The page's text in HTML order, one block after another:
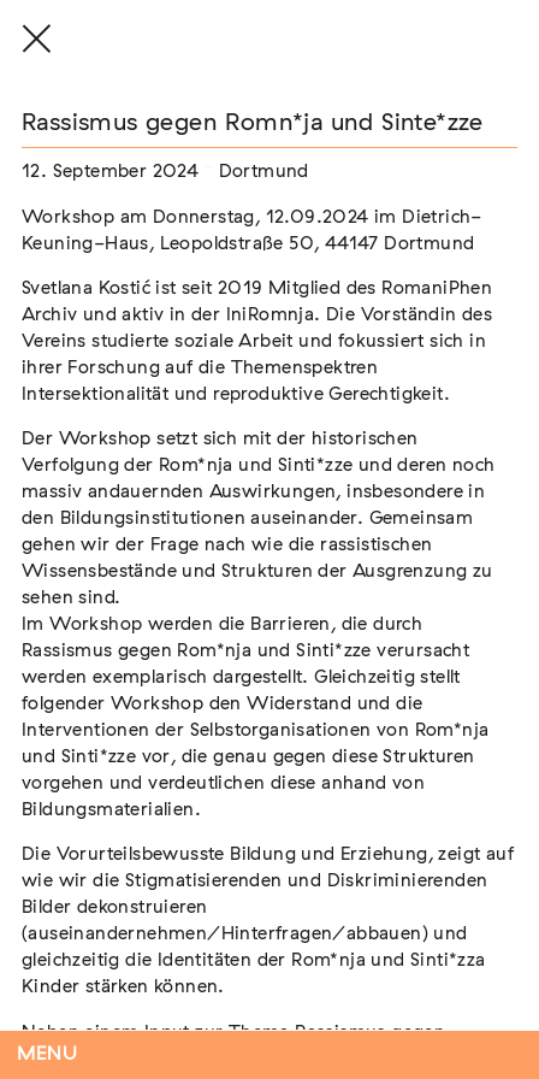
MENU
THE THREAD THAT HOLDS / DER FADEN,
DER HÄLT
22. Juli 2026 - 04. Oktober 2026 Augsburg
Der Weg der Sinti und Roma
Extern
02. August 2026 - 16. August 2026 Darmstadt
Flucht – Internierung – Deportation –
Vernichtung
Extern
07. August 2026 Darmstadt
Antiziganismus in Relation zu Rassismus
und Antisemitismus
Extern MARKUS END
04. September 2026 Aachen
Rassismus gegen Romn*ja und Sinte*zze
12. September 2024 Dortmund
Workshop am Donnerstag, 12.09.2024 im Dietrich-
Keuning-Haus, Leopoldstraße 50, 44147 Dortmund
Svetlana Kostić ist seit 2019 Mitglied des RomaniPhen
Archiv und aktiv in der IniRomnja. Die Vorständin des
Vereins studierte soziale Arbeit und fokussiert sich in
ihrer Forschung auf die Themenspektren
Intersektionalität und reproduktive Gerechtigkeit.
Der Workshop setzt sich mit der historischen
Verfolgung der Rom*nja und Sinti*zze und deren noch
massiv andauernden Auswirkungen, insbesondere in
den Bildungsinstitutionen auseinander. Gemeinsam
gehen wir der Frage nach wie die rassistischen
Wissensbestände und Strukturen der Ausgrenzung zu
sehen sind.
Im Workshop werden die Barrieren, die durch
Rassismus gegen Rom*nja und Sinti*zze verursacht
werden exemplarisch dargestellt. Gleichzeitig stellt
folgender Workshop den Widerstand und die
Interventionen der Selbstorganisationen von Rom*nja
und Sinti*zze vor, die genau gegen diese Strukturen
vorgehen und verdeutlichen diese anhand von
Bildungsmaterialien.
Die Vorurteilsbewusste Bildung und Erziehung, zeigt auf
wie wir die Stigmatisierenden und Diskriminierenden
Bilder dekonstruieren
(auseinandernehmen/Hinterfragen/abbauen) und
gleichzeitig die Identitäten der Rom*nja und Sinti*zza
Kinder stärken können.
Neben einem Input zur Thema Rassismus gegen
Rom*nja und Sinti*zze und dessen historische